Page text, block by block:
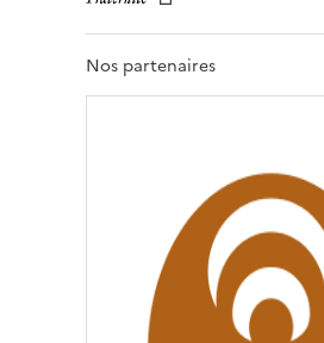
Nos partenaires